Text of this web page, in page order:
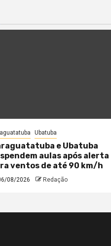
Ubatuba
e Ubatuba
aulas após alerta
ventos de até 90 km/h
08/2026 Redação